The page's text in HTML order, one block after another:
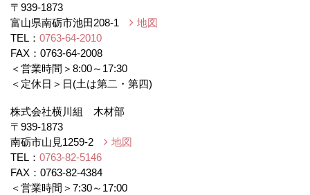
〒939-1873
富山県南砺市池田208-1
地図
TEL： 0763-64-2010
FAX：0763-64-2008
＜営業時間＞8:00～17:30
＜定休日＞日(土は第二・第四)
株式会社横川組 木材部
〒939-1873
南砺市山見1259-2
地図
TEL： 0763-82-5146
FAX：0763-82-4384
＜営業時間＞7:30～17:00